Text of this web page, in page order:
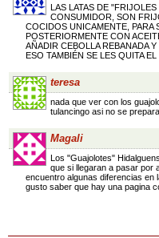
LAS LATAS DE
CONSUMIDOR, SON
COCIDOS UNICAMENTE, PARA
POSTERIORMENTE CON
AÑADIR CEBOLLA REBANADA
ESO TAMBIÉN SE LES QUITA EL
teresa
nada que ver con los
tulancingo asi no se
Magali
Los "Guajolotes"
que si llegaran a pasar por
encuentro algunas diferencias en
gusto saber que hay una pagina